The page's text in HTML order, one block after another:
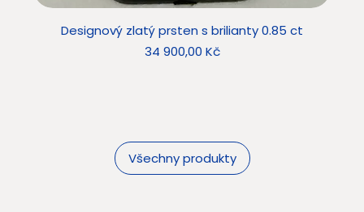
Všechny produkty
Designový zlatý prsten s brilianty 0.85 ct
Cena
34 900,00 Kč